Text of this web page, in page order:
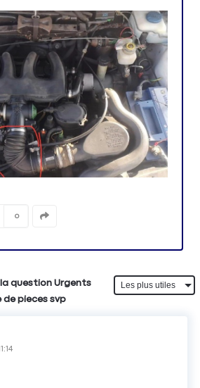
0
question Urgents
de pieces svp